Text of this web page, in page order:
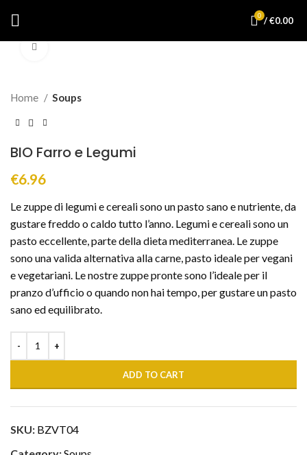
0 /€0.00
Home Soups
BIO Farro e Legumi
€6.96
Le zuppe di legumi e cereali sono un pasto sano e nutriente, da
gustare freddo o caldo tutto l’anno. Legumi e cereali sono un
pasto eccellente, parte della dieta mediterranea. Le zuppe
sono una valida alternativa alla carne, pasto ideale per vegani
e vegetariani. Le nostre zuppe pronte sono l’ideale per il
pranzo d’ufficio o quando non hai tempo, per gustare un pasto
sano ed equilibrato.
ADD TO CART
SKU: BZVT04